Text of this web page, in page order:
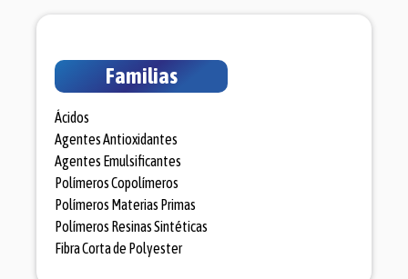
Familias
Ácidos
Agentes Antioxidantes
Agentes Emulsificantes
Polímeros Copolímeros
Polímeros Materias Primas
Polímeros Resinas Sintéticas
Fibra Corta de Polyester